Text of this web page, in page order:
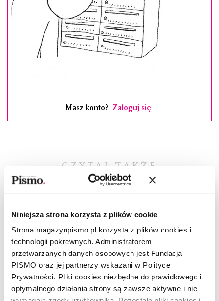
Niniejsza strona korzysta z plików cookie
Strona magazynpismo.pl korzysta z plików cookies i
technologii pokrewnych. Administratorem
przetwarzanych danych osobowych jest Fundacja
PISMO oraz jej partnerzy wskazani w Polityce
Prywatności. Pliki cookies niezbędne do prawidłowego i
optymalnego działania strony są zawsze aktywne i nie
Masz konto? Zaloguj się
CZYTAJ TAKŻE